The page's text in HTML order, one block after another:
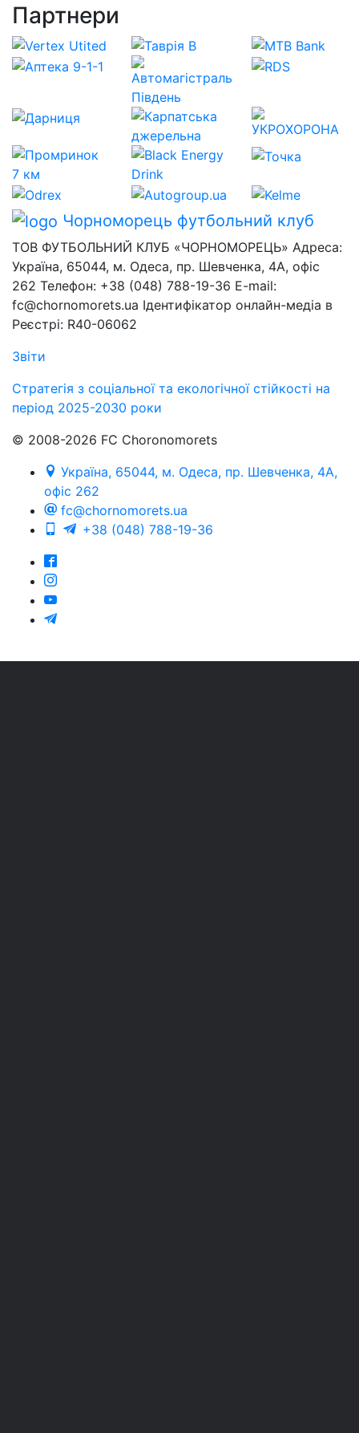
Партнери
Чорноморець футбольний клуб
ТОВ ФУТБОЛЬНИЙ КЛУБ «ЧОРНОМОРЕЦЬ» Адреса:
Україна, 65044, м. Одеса, пр. Шевченка, 4А, офіс
262 Телефон: +38 (048) 788-19-36 E-mail:
fc@chornomorets.ua Ідентифікатор онлайн-медіа в
Реєстрі: R40-06062
Звіти
Стратегія з соціальної та екологічної стійкості на
період 2025-2030 роки
© 2008-2026 FC Choronomorets
Україна, 65044, м. Одеса, пр. Шевченка, 4А,
офіс 262
fc@chornomorets.ua
+38 (048) 788-19-36